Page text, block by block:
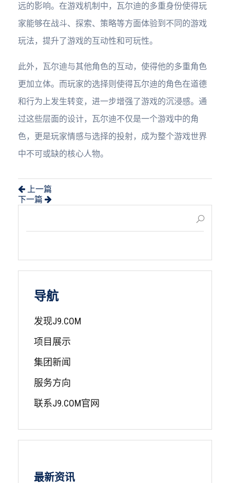
远的影响。在游戏机制中，瓦尔迪的多重身份使得玩
家能够在战斗、探索、策略等方面体验到不同的游戏
玩法，提升了游戏的互动性和可玩性。
此外，瓦尔迪与其他角色的互动，使得他的多重角色
更加立体。而玩家的选择则使得瓦尔迪的角色在道德
和行为上发生转变，进一步增强了游戏的沉浸感。通
过这些层面的设计，瓦尔迪不仅是一个游戏中的角
色，更是玩家情感与选择的投射，成为整个游戏世界
中不可或缺的核心人物。
上一篇
下一篇
导航
发现J9.COM
项目展示
集团新闻
服务方向
联系J9.COM官网
最新资讯